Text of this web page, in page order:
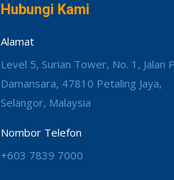
Hubungi Kami
Alamat
Level 5, Surian Tower, No. 1, Jalan
Damansara, 47810 Petaling Jaya,
Selangor, Malaysia
Nombor Telefon
+603 7839 7000